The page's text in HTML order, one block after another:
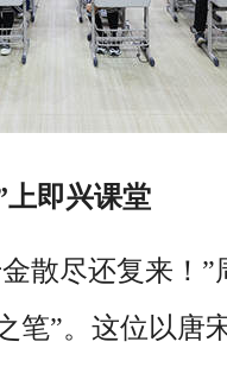
上即兴课堂
散尽还复来！
笔”。这位以唐